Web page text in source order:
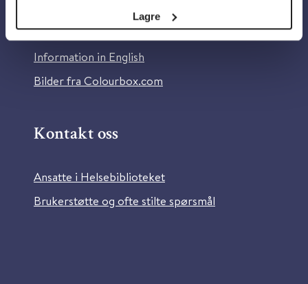
Lagre
Personvern og informasjonskapsler
Tilgjengelighetserklæring
Information in English
Bilder fra Colourbox.com
Kontakt oss
Ansatte i Helsebiblioteket
Brukerstøtte og ofte stilte spørsmål